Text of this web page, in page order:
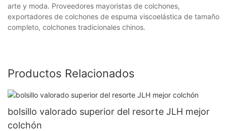
arte y moda. Proveedores mayoristas de colchones,
exportadores de colchones de espuma viscoelástica de tamaño
completo, colchones tradicionales chinos.
Productos Relacionados
bolsillo valorado superior del resorte JLH mejor
colchón